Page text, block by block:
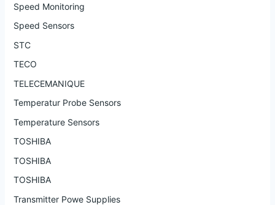
Speed Monitoring
Speed Sensors
STC
TECO
TELECEMANIQUE
Temperatur Probe Sensors
Temperature Sensors
TOSHIBA
TOSHIBA
TOSHIBA
Transmitter Powe Supplies